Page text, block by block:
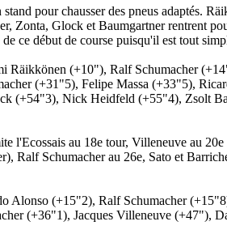
pour chausser des pneus adaptés.
Zonta, Glock et Baumgartner rentrent
ce début de course puisqu'il est tout
Räikkönen (+10"), Ralf Schumacher
(+31"5), Felipe Massa (+33"5),
(+54"3), Nick Heidfeld (+55"4), Zsolt
au 18e tour, Villeneuve au 20e
Ralf Schumacher au 26e, Sato et
Alonso (+15"2), Ralf Schumacher
(+36"1), Jacques Villeneuve (+47"),